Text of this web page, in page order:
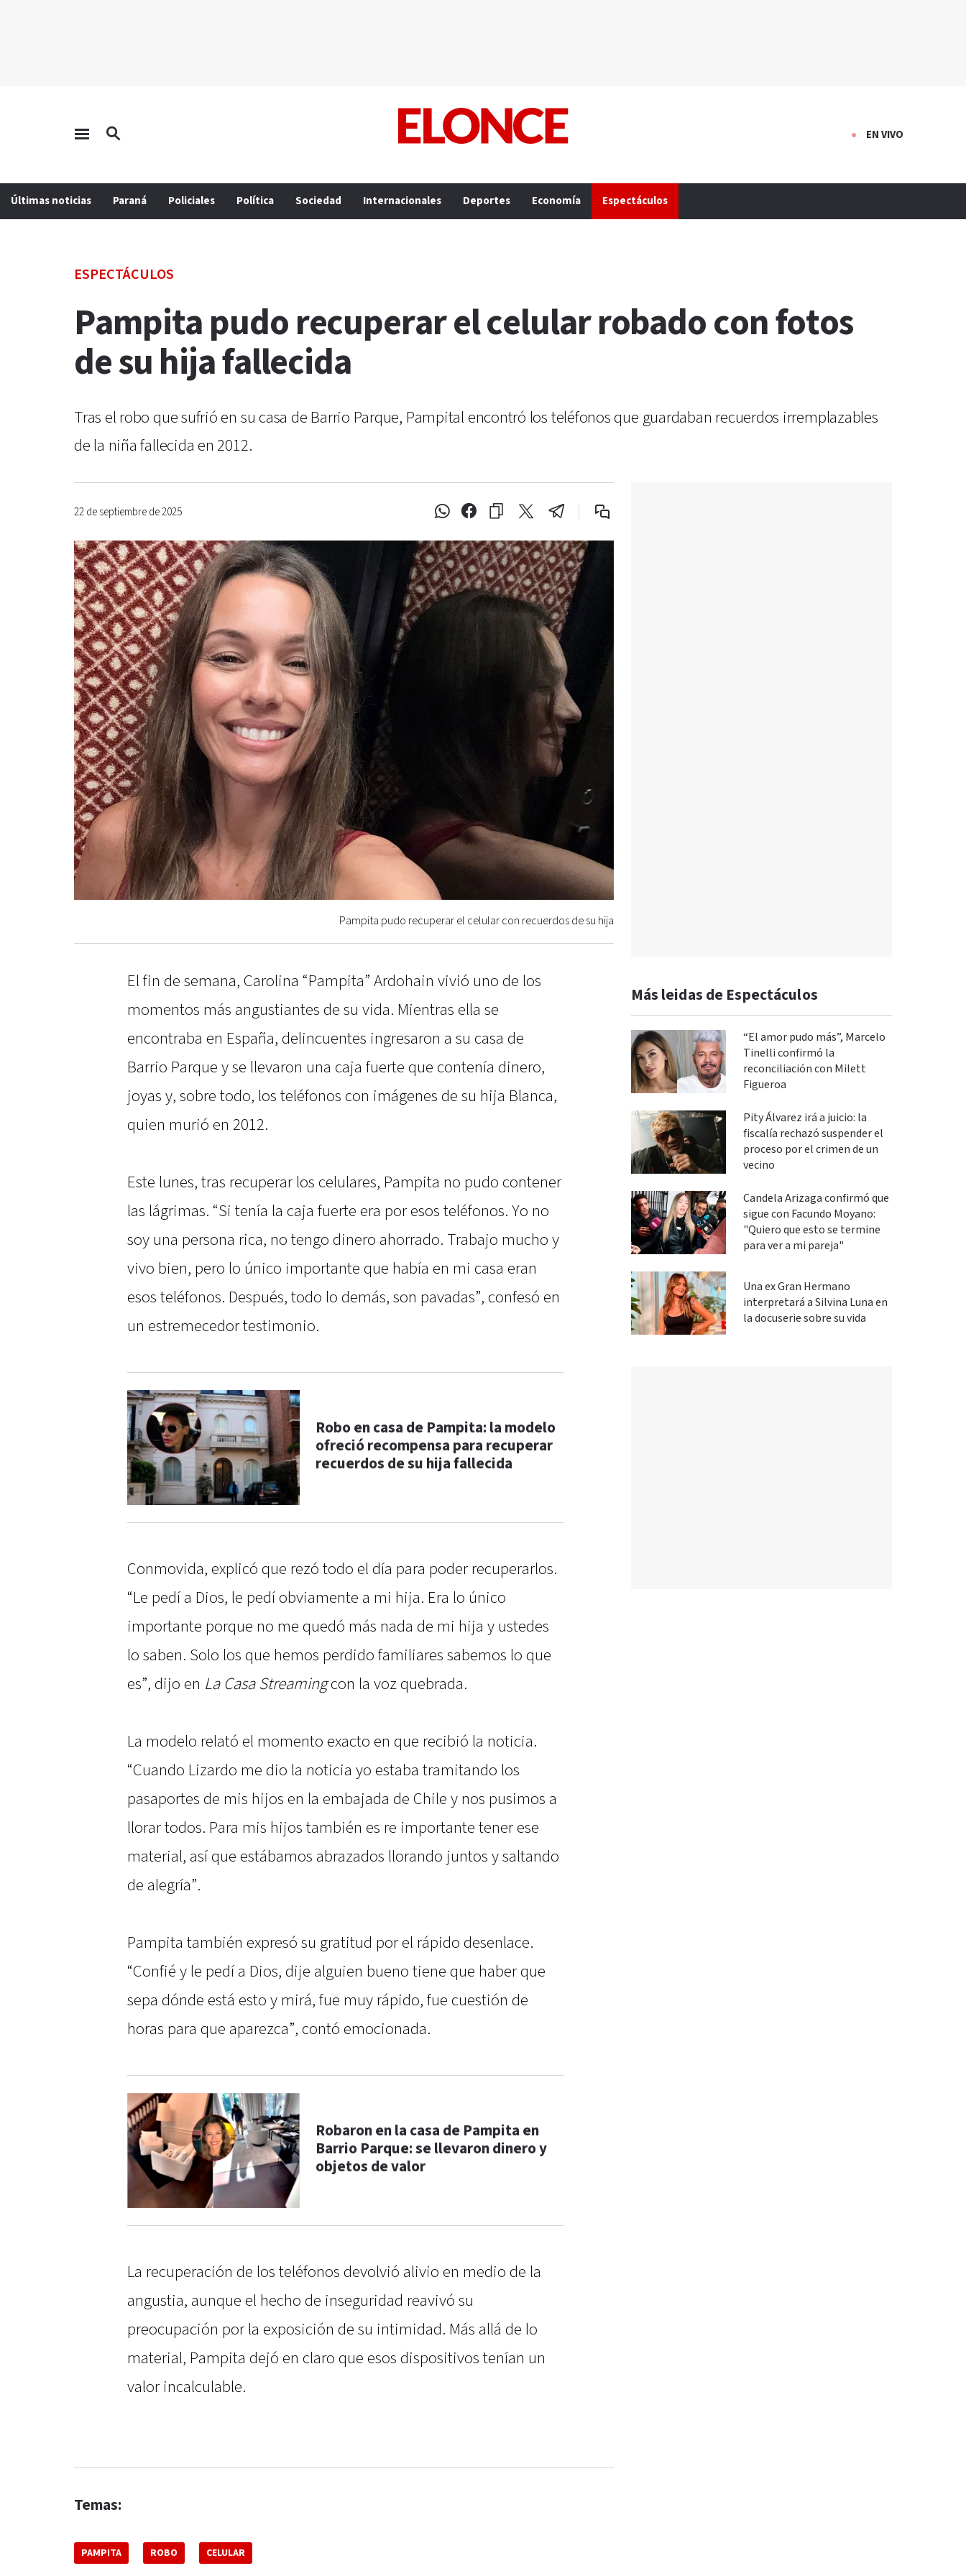
EN VIVO
Últimas noticias Paraná Policiales Política Sociedad Internacionales Deportes Economía Espectáculos
ESPECTÁCULOS
Pampita pudo recuperar el celular robado con fotos
de su hija fallecida
Tras el robo que sufrió en su casa de Barrio Parque, Pampital encontró los teléfonos que guardaban recuerdos irremplazables
de la niña fallecida en 2012.
22 de septiembre de 2025
Pampita pudo recuperar el celular con recuerdos de su hija
El fin de semana, Carolina “Pampita” Ardohain vivió uno de los
momentos más angustiantes de su vida. Mientras ella se
encontraba en España, delincuentes ingresaron a su casa de
Barrio Parque y se llevaron una caja fuerte que contenía dinero,
joyas y, sobre todo, los teléfonos con imágenes de su hija Blanca,
quien murió en 2012.
Este lunes, tras recuperar los celulares, Pampita no pudo contener
las lágrimas. “Si tenía la caja fuerte era por esos teléfonos. Yo no
soy una persona rica, no tengo dinero ahorrado. Trabajo mucho y
vivo bien, pero lo único importante que había en mi casa eran
esos teléfonos. Después, todo lo demás, son pavadas”, confesó en
un estremecedor testimonio.
Robo en casa de Pampita: la modelo
ofreció recompensa para recuperar
recuerdos de su hija fallecida
Conmovida, explicó que rezó todo el día para poder recuperarlos.
“Le pedí a Dios, le pedí obviamente a mi hija. Era lo único
importante porque no me quedó más nada de mi hija y ustedes
lo saben. Solo los que hemos perdido familiares sabemos lo que
es”, dijo en La Casa Streamingcon la voz quebrada.
La modelo relató el momento exacto en que recibió la noticia.
“Cuando Lizardo me dio la noticia yo estaba tramitando los
pasaportes de mis hijos en la embajada de Chile y nos pusimos a
llorar todos. Para mis hijos también es re importante tener ese
material, así que estábamos abrazados llorando juntos y saltando
de alegría”.
Pampita también expresó su gratitud por el rápido desenlace.
“Confié y le pedí a Dios, dije alguien bueno tiene que haber que
sepa dónde está esto y mirá, fue muy rápido, fue cuestión de
horas para que aparezca”, contó emocionada.
Robaron en la casa de Pampita en
Barrio Parque: se llevaron dinero y
objetos de valor
La recuperación de los teléfonos devolvió alivio en medio de la
angustia, aunque el hecho de inseguridad reavivó su
preocupación por la exposición de su intimidad. Más allá de lo
material, Pampita dejó en claro que esos dispositivos tenían un
valor incalculable.
Temas:
PAMPITA ROBO CELULAR
Más leidas de Espectáculos
“El amor pudo más”, Marcelo
Tinelli confirmó la
reconciliación con Milett
Figueroa
Pity Álvarez irá a juicio: la
fiscalía rechazó suspender el
proceso por el crimen de un
vecino
Candela Arizaga confirmó que
sigue con Facundo Moyano:
"Quiero que esto se termine
para ver a mi pareja"
Una ex Gran Hermano
interpretará a Silvina Luna en
la docuserie sobre su vida